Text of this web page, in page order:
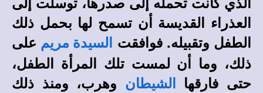
العذراء القديسة أن تسمح لها بحمل ذلك
الطفل وتقبيله. فوافقت
السيدة مريم على
ذلك، وما أن لمست تلك المرأة الطفل،
حتى فارقها
الشيطان
وهرب، ومنذ ذلك